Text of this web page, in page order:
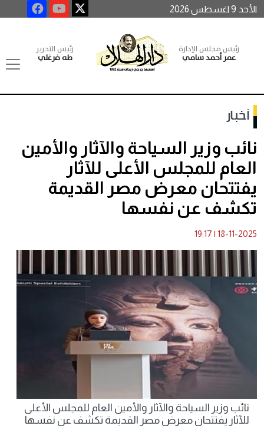
الأحد 9 اغسطس 2026
رئيس مجلس الإدارة
عمر أحمد سامي
رئيس التحرير
طه فرغلي
أخبار
نائب وزير السياحة والآثار والأمين
العام للمجلس الأعلى للآثار
يفتتحان معرض مصر القديمة
تكشف عن نفسها
18-11-2025
|
19:17
نائب وزير السياحة والآثار والأمين العام للمجلس الأعلى
للآثار يفتتحان معرض مصر القديمة تكشف عن نفسها